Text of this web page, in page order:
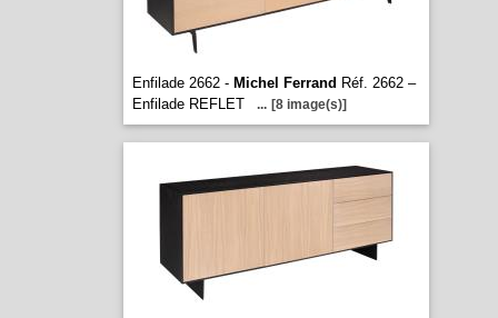
Enfilade 2662 - Michel Ferrand Réf. 2662 –
Enfilade REFLET
... [8 image(s)]